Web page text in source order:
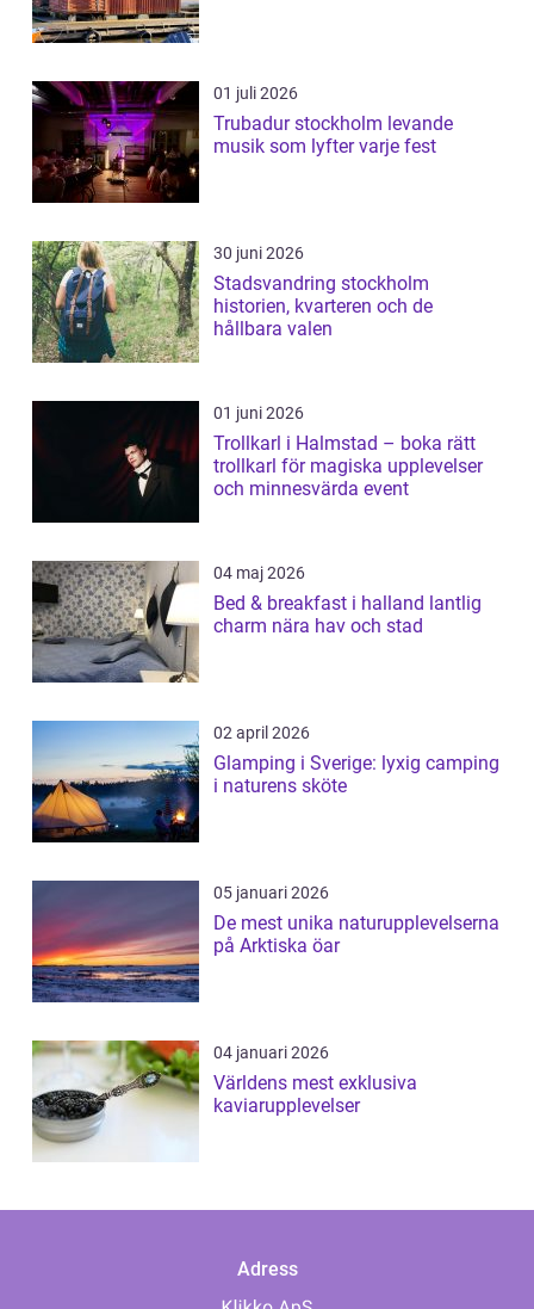
01 juli 2026
Trubadur stockholm levande
musik som lyfter varje fest
30 juni 2026
Stadsvandring stockholm
historien, kvarteren och de
hållbara valen
01 juni 2026
Trollkarl i Halmstad – boka rätt
trollkarl för magiska upplevelser
och minnesvärda event
04 maj 2026
Bed & breakfast i halland lantlig
charm nära hav och stad
02 april 2026
Glamping i Sverige: lyxig camping
i naturens sköte
05 januari 2026
De mest unika naturupplevelserna
på Arktiska öar
04 januari 2026
Världens mest exklusiva
kaviarupplevelser
Adress